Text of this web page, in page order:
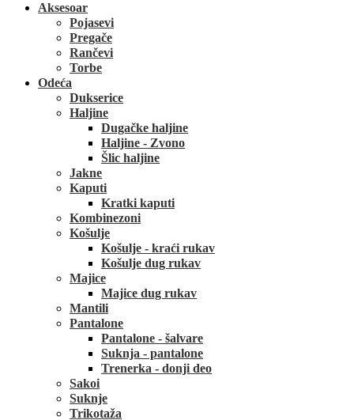
Aksesoar
Pojasevi
Pregače
Rančevi
Torbe
Odeća
Dukserice
Haljine
Dugačke haljine
Haljine - Zvono
Šlic haljine
Jakne
Kaputi
Kratki kaputi
Kombinezoni
Košulje
Košulje - kraći rukav
Košulje dug rukav
Majice
Majice dug rukav
Mantili
Pantalone
Pantalone - šalvare
Suknja - pantalone
Trenerka - donji deo
Sakoi
Suknje
Trikotaža